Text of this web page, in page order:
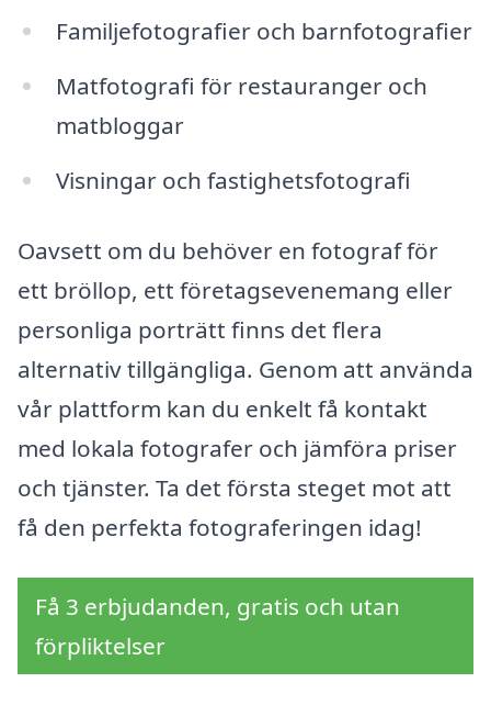
Familjefotografier och barnfotografier
Matfotografi för restauranger och
matbloggar
Visningar och fastighetsfotografi
Oavsett om du behöver en fotograf för
ett bröllop, ett företagsevenemang eller
personliga porträtt finns det flera
alternativ tillgängliga. Genom att använda
vår plattform kan du enkelt få kontakt
med lokala fotografer och jämföra priser
och tjänster. Ta det första steget mot att
få den perfekta fotograferingen idag!
Få 3 erbjudanden, gratis och utan
förpliktelser